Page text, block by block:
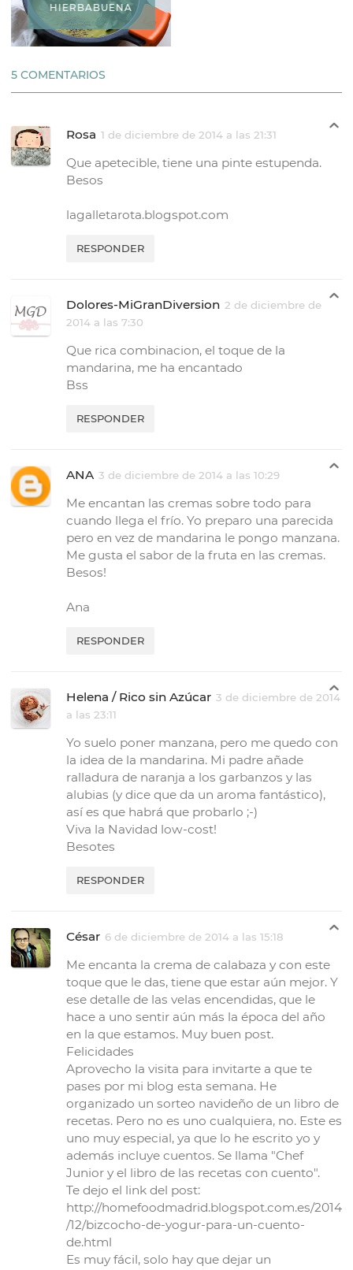
HIERBABUENA
5 COMENTARIOS
Rosa 1 de diciembre de 2014 a las 21:31
Que apetecible, tiene una pinte estupenda.
Besos
lagalletarota.blogspot.com
RESPONDER
Dolores-MiGranDiversion 2 de diciembre de
2014 a las 7:30
Que rica combinacion, el toque de la
mandarina, me ha encantado
Bss
RESPONDER
ANA 3 de diciembre de 2014 a las 10:29
Me encantan las cremas sobre todo para
cuando llega el frío. Yo preparo una parecida
pero en vez de mandarina le pongo manzana.
Me gusta el sabor de la fruta en las cremas.
Besos!
Ana
RESPONDER
Helena / Rico sin Azúcar 3 de diciembre de 2014
a las 23:11
Yo suelo poner manzana, pero me quedo con
la idea de la mandarina. Mi padre añade
ralladura de naranja a los garbanzos y las
alubias (y dice que da un aroma fantástico),
así es que habrá que probarlo ;-)
Viva la Navidad low-cost!
Besotes
RESPONDER
César 6 de diciembre de 2014 a las 15:18
Me encanta la crema de calabaza y con este
toque que le das, tiene que estar aún mejor. Y
ese detalle de las velas encendidas, que le
hace a uno sentir aún más la época del año
en la que estamos. Muy buen post.
Felicidades
Aprovecho la visita para invitarte a que te
pases por mi blog esta semana. He
organizado un sorteo navideño de un libro de
recetas. Pero no es uno cualquiera, no. Este es
uno muy especial, ya que lo he escrito yo y
además incluye cuentos. Se llama "Chef
Junior y el libro de las recetas con cuento".
Te dejo el link del post:
http://homefoodmadrid.blogspot.com.es/2014
/12/bizcocho-de-yogur-para-un-cuento-
de.html
Es muy fácil, solo hay que dejar un